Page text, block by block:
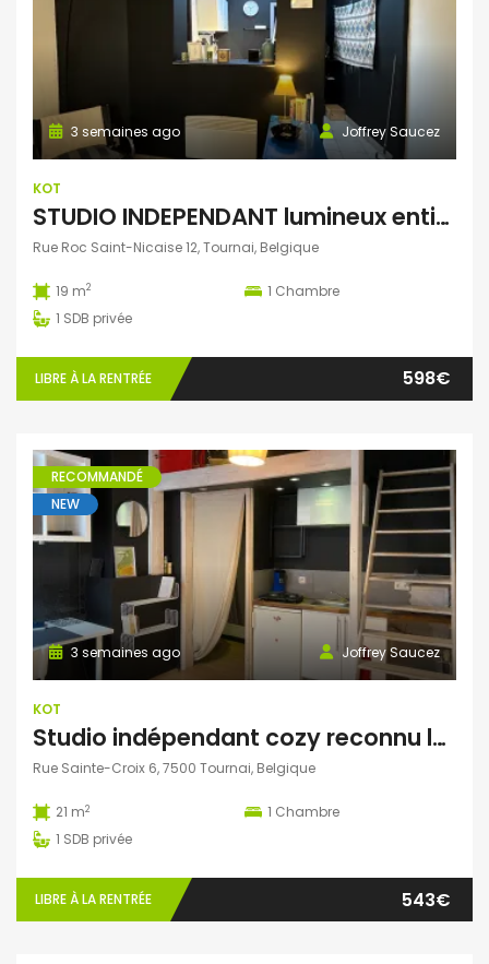
Joffrey Saucez
3 semaines ago
KOT
STUDIO INDEPENDANT lumineux entièrement meublé
Rue Roc Saint-Nicaise 12, Tournai, Belgique
19 m2 1 Chambre
1 SDB privée
LIBRE À LA RENTRÉE 598€
RECOMMANDÉ
NEW
Joffrey Saucez
3 semaines ago
KOT
Studio indépendant cozy reconnu logement officiel de la Ville de Tournai, ‘Chez Martine’
Rue Sainte-Croix 6, 7500 Tournai, Belgique
21 m2 1 Chambre
1 SDB privée
LIBRE À LA RENTRÉE 543€